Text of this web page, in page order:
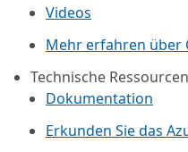
Videos
Mehr erfahren über
Technische Ressourcen
Dokumentation
Erkunden Sie das